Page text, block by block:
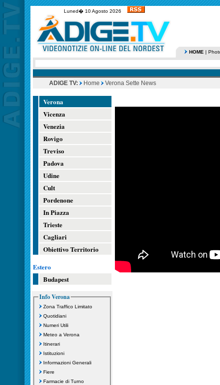
Luned� 10 Agosto 2026
HOME |
ADIGE TV: Home Verona Sette News
Verona
Vicenza
Venezia
Rovigo
Treviso
Padova
Udine
Cult
Pordenone
In Piazza
Trieste
Cagliari
Obiettivo Territorio
Estero
Budapest
Info Verona
Zona Traffico Limitato
Quotidiani
Numeri Utili
Meteo a Verona
Itinerari
Istituzioni
Informazioni Generali
Fiere
Farmacie di Turno